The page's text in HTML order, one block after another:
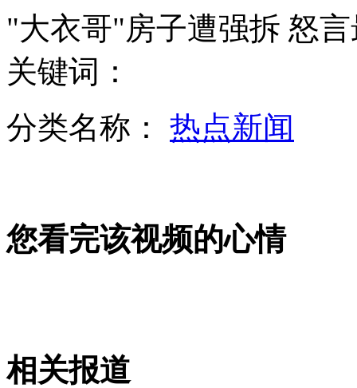
调查称母女年龄相差25岁最和谐
中国驻美大使——中方对钓鱼岛主权不容置疑
山西运城恶犬咬伤多人 警民合力深夜将其击毙
"大衣哥"房子遭强拆 怒
关键词：
分类名称： 热点新闻
您看完该视频的心情
相关报道